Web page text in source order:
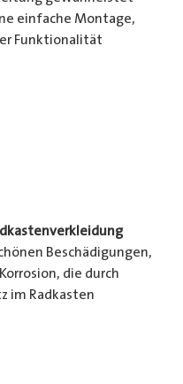
einfache Montage,
Funktionalität
Beschädigungen,
die durch
im Radkasten